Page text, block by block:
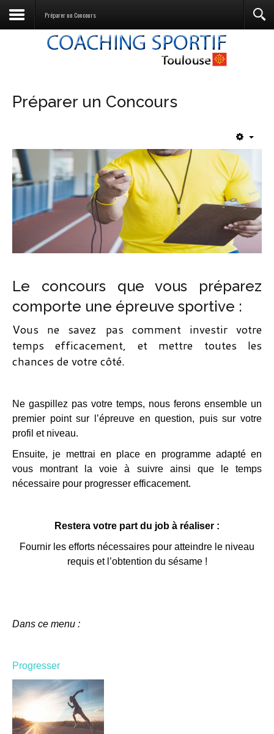
Préparer un Concours
Préparer un Concours
Le concours que vous préparez
comporte une épreuve sportive :
Vous ne savez pas comment investir votre
temps efficacement, et mettre toutes les
chances de votre côté.
Ne gaspillez pas votre temps, nous ferons ensemble un
premier point sur l’épreuve en question, puis sur votre
profil et niveau.
Ensuite, je mettrai en place en programme adapté en
vous montrant la voie à suivre ainsi que le temps
nécessaire pour progresser efficacement.
Restera votre part du job à réaliser :
Fournir les efforts nécessaires pour atteindre le niveau
requis et l’obtention du sésame !
Dans ce menu :
Progresser